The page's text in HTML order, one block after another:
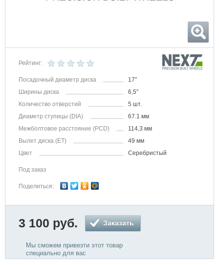
Рейтинг:
Посадочный диаметр диска
17″
Ширины диска
6,5″
Количество отверстий
5 шт.
Диаметр ступицы (DIA)
67.1 мм
Межболтовое расстояние (PCD)
114,3 мм
Вылет диска (ET)
49 мм
Цвет
Серебристый
Под заказ
Поделиться:
3 100 руб. Заказать
Мы сможем привезти этот товар
специально для вас